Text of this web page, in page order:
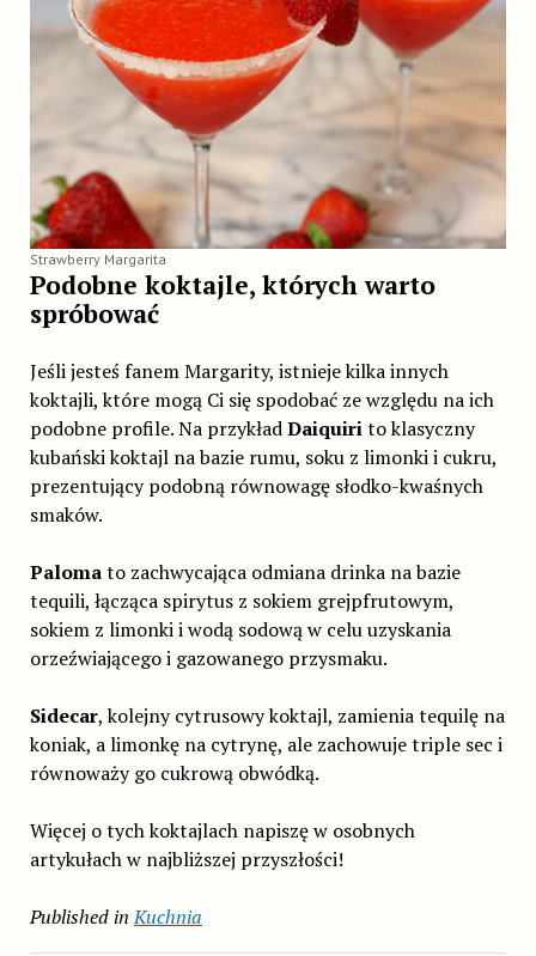
Strawberry Margarita
Podobne koktajle, których warto
spróbować
Jeśli jesteś fanem Margarity, istnieje kilka innych
koktajli, które mogą Ci się spodobać ze względu na ich
podobne profile. Na przykładDaiquirito klasyczny
kubański koktajl na bazie rumu, soku z limonki i cukru,
prezentujący podobną równowagę słodko-kwaśnych
smaków.
Palomato zachwycająca odmiana drinka na bazie
tequili, łącząca spirytus z sokiem grejpfrutowym,
sokiem z limonki i wodą sodową w celu uzyskania
orzeźwiającego i gazowanego przysmaku.
Sidecar, kolejny cytrusowy koktajl, zamienia tequilę na
koniak, a limonkę na cytrynę, ale zachowuje triple sec i
równoważy go cukrową obwódką.
Więcej o tych koktajlach napiszę w osobnych
artykułach w najbliższej przyszłości!
Published in Kuchnia